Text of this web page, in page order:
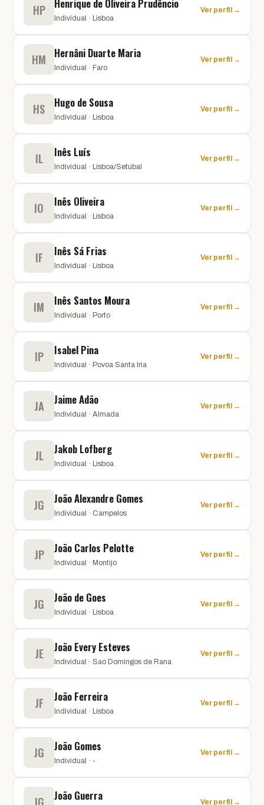
HP Henrique de Oliveira Prudêncio
Individual · Lisboa
Ver perfil →
HM Hernâni Duarte Maria
Individual · Faro
Ver perfil →
HS Hugo de Sousa
Individual · Lisboa
Ver perfil →
IL Inês Luís
Individual · Lisboa/Setúbal
Ver perfil →
IO Inês Oliveira
Individual · Lisboa
Ver perfil →
IF Inês Sá Frias
Individual · Lisboa
Ver perfil →
IM Inês Santos Moura
Individual · Porto
Ver perfil →
IP Isabel Pina
Individual · Povoa Santa Iria
Ver perfil →
JA Jaime Adão
Individual · Almada
Ver perfil →
JL Jakob Lofberg
Individual · Lisboa
Ver perfil →
JG João Alexandre Gomes
Individual · Campelos
Ver perfil →
JP João Carlos Pelotte
Individual · Montijo
Ver perfil →
JG João de Goes
Individual · Lisboa
Ver perfil →
JE João Every Esteves
Individual · Sao Domingos de Rana
Ver perfil →
JF João Ferreira
Individual · Lisboa
Ver perfil →
JG João Gomes
Individual · -
Ver perfil →
João Guerra Ver perfil →